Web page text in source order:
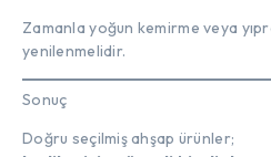
Zamanla yoğun kemirme veya
yenilenmelidir.
Sonuç
Doğru seçilmiş ahşap ürünler;